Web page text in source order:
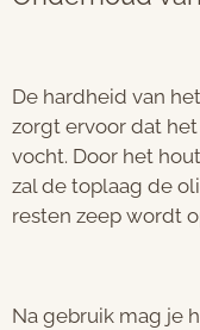
De hardheid van
zorgt ervoor dat
vocht. Door het
zal de toplaag de
resten zeep wordt
Na gebruik mag je